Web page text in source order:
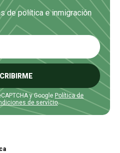
de política e inmigración
y Google Política de
de servicio.